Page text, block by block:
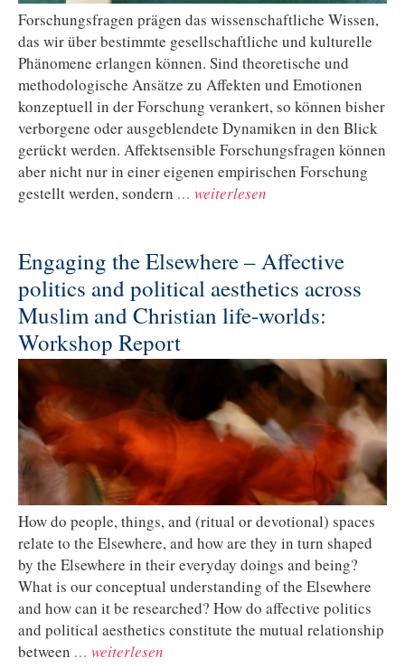
Forschungsfragen prägen das wissenschaftliche Wissen,
das wir über bestimmte gesellschaftliche und kulturelle
Phänomene erlangen können. Sind theoretische und
methodologische Ansätze zu Affekten und Emotionen
konzeptuell in der Forschung verankert, so können bisher
verborgene oder ausgeblendete Dynamiken in den Blick
gerückt werden. Affektsensible Forschungsfragen können
aber nicht nur in einer eigenen empirischen Forschung
gestellt werden, sondern … weiterlesen
Engaging the Elsewhere – Affective
politics and political aesthetics across
Muslim and Christian life-worlds:
Workshop Report
How do people, things, and (ritual or devotional) spaces
relate to the Elsewhere, and how are they in turn shaped
by the Elsewhere in their everyday doings and being?
What is our conceptual understanding of the Elsewhere
and how can it be researched? How do affective politics
and political aesthetics constitute the mutual relationship
between … weiterlesen